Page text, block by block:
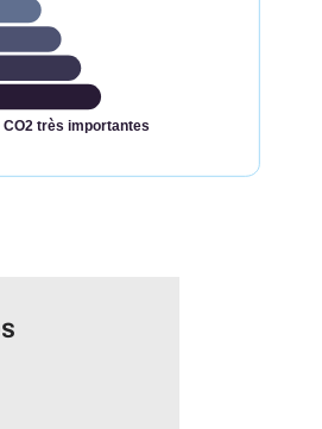
très importantes